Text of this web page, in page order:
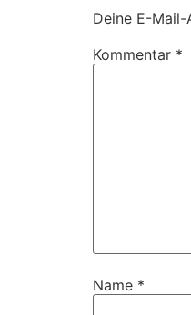
Deine E-
Kommentar *
Name *